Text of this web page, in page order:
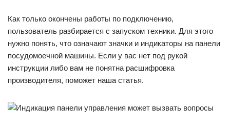
Как только окончены работы по подключению,
пользователь разбирается с запуском техники. Для этого
нужно понять, что означают значки и индикаторы на панели
посудомоечной машины. Если у вас нет под рукой
инструкции либо вам не понятна расшифровка
производителя, поможет наша статья.